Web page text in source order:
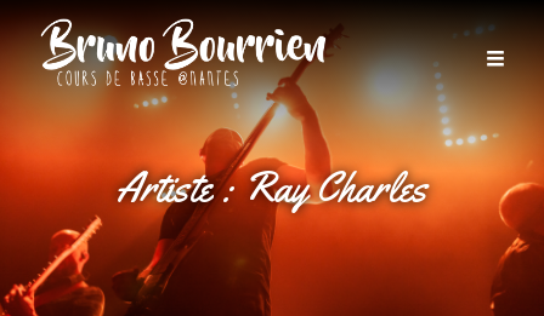
Artiste :Ray Charles